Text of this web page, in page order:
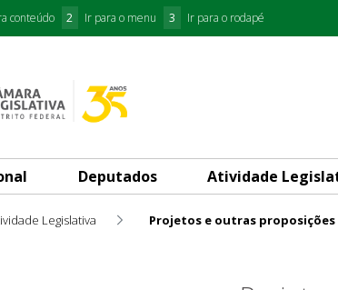
conteúdo 2 Ir para o menu 3 Ir para o rodapé
Deputados Atividade
Legislativa Projetos e outras proposições